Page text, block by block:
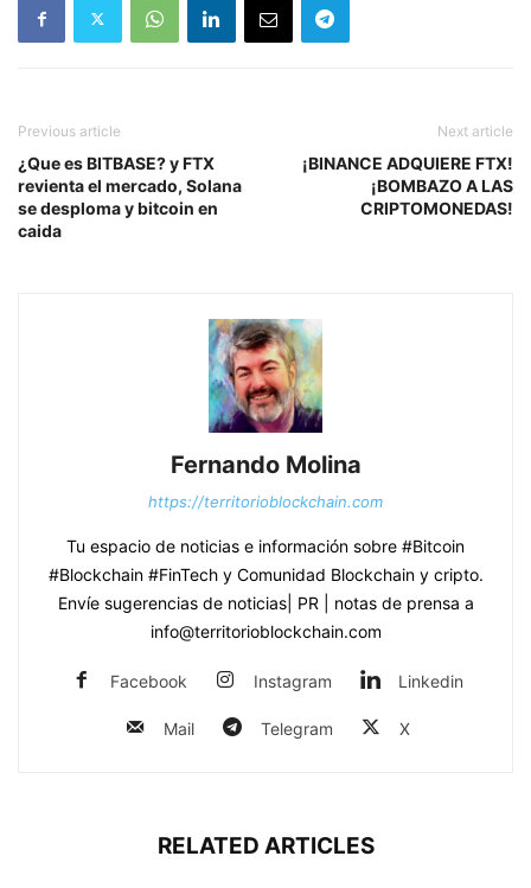
Previous article
¿Que es BITBASE? y FTX
revienta el mercado, Solana
se desploma y bitcoin en
caida
Next article
¡BINANCE ADQUIERE FTX!
¡BOMBAZO A LAS
CRIPTOMONEDAS!
Fernando Molina
https://territorioblockchain.com
Tu espacio de noticias e información sobre #Bitcoin
#Blockchain #FinTech y Comunidad Blockchain y cripto.
Envíe sugerencias de noticias| PR | notas de prensa a
info@territorioblockchain.com
Facebook Instagram Linkedin
Mail Telegram X
RELATED ARTICLES